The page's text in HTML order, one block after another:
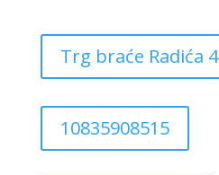
Trg braće Radića 4
10835908515